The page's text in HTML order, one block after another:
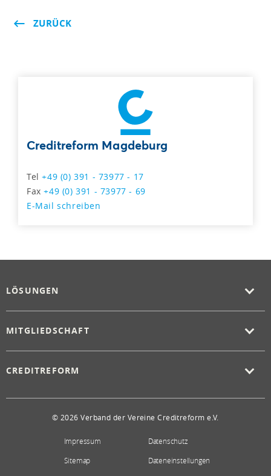
ZURÜCK
Creditreform Magdeburg
Tel+49 (0) 391 - 73977 - 17
Fax+49 (0) 391 - 73977 - 69
E-Mail schreiben
LÖSUNGEN
MITGLIEDSCHAFT
CREDITREFORM
© 2026 Verband der Vereine Creditreform e.V.
Impressum
Datenschutz
Sitemap
Dateneinstellungen